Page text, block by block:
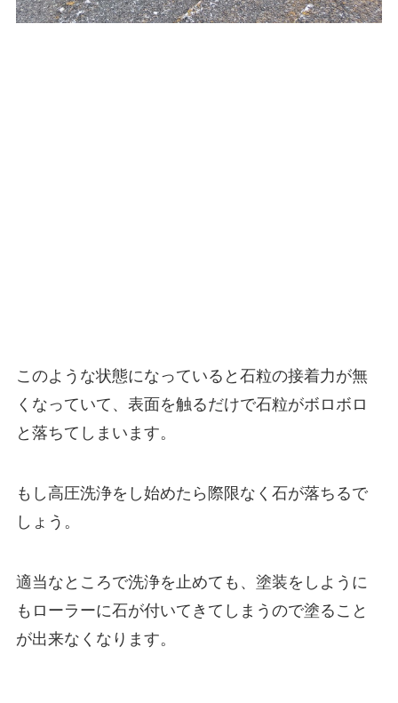
このような状態になっていると石粒の接着力が無
くなっていて、表面を触るだけで石粒がボロボロ
と落ちてしまいます。
もし高圧洗浄をし始めたら際限なく石が落ちるで
しょう。
適当なところで洗浄を止めても、塗装をしように
もローラーに石が付いてきてしまうので塗ること
が出来なくなります。